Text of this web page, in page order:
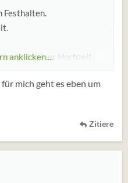
Festhalten.
mit einer Hochzeit,
dürfen.
finden, die dich heiraten
anklicken....
mich geht es eben um
Zitiere